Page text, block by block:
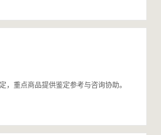
，重点商品提供鉴定参考与咨询协助。